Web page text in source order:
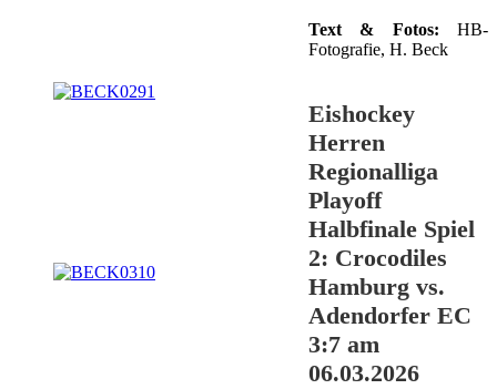
Text & Fotos: HB-
Fotografie, H. Beck
Eishockey
Herren
Regionalliga
Playoff
Halbfinale Spiel
2: Crocodiles
Hamburg vs.
Adendorfer EC
3:7 am
06.03.2026